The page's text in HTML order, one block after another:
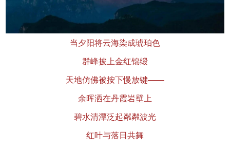
当夕阳将云海染成琥珀色
群峰披上金红锦缎
天地仿佛被按下慢放键——
余晖洒在丹霞岩壁上
碧水清潭泛起粼粼波光
红叶与落日共舞